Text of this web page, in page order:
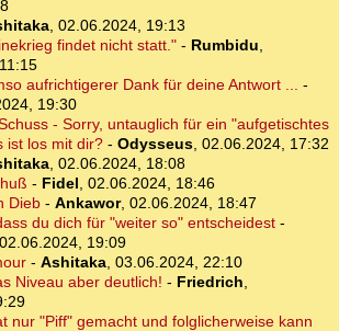
, 02.06.2024, 19:13
findet nicht statt."- Rumbidu,
aufrichtigerer Dank für deine Antwort ... -
19:30
- Sorry, untauglich für ein "aufgetischtes
ist los mit dir? - Odysseus, 02.06.2024, 17:32
, 02.06.2024, 18:08
- Fidel, 02.06.2024, 18:46
Dieb- Ankawor, 02.06.2024, 18:47
du dich für "weiter so" entscheidest-
02.06.2024, 19:09
- Ashitaka, 03.06.2024, 22:10
Niveau aber deutlich! - Friedrich,
nur "Piff" gemacht und folglicherweise kann